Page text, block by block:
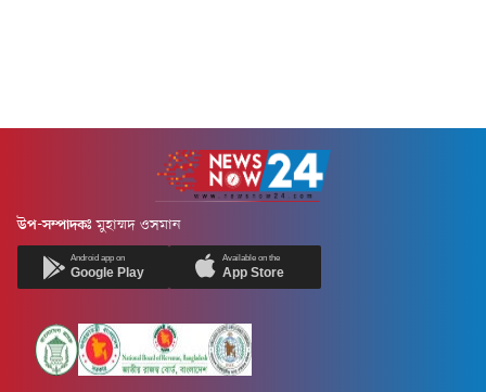
উপ-সম্পাদকঃ মুহাম্মদ ওসমান
Android app on
Google Play
Available on the
App Store